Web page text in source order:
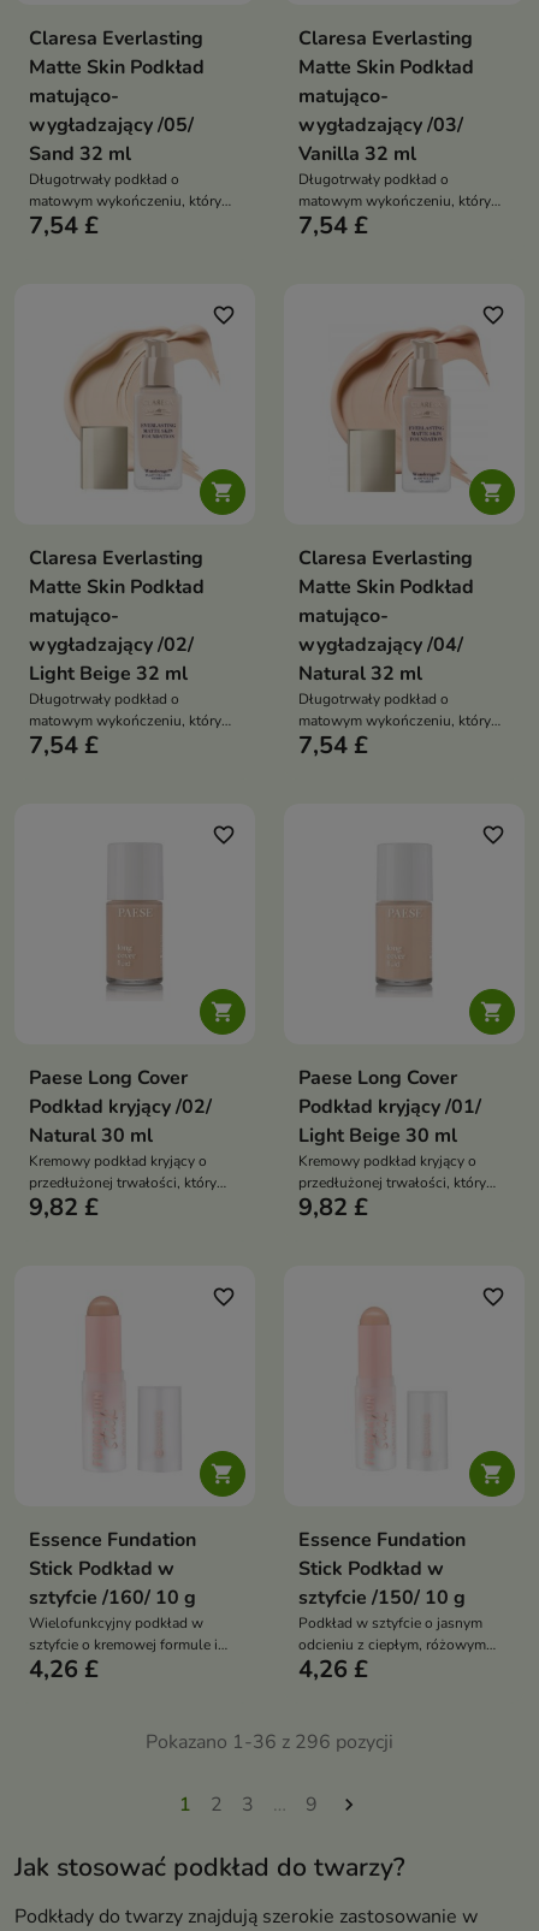
Claresa Everlasting
Matte Skin Podkład
matująco-
wygładzający /05/
Sand 32 ml
Długotrwały podkład o
matowym wykończeniu, który
wygładza skórę, wyrównuje
7,54 £
Claresa Everlasting
Matte Skin Podkład
matująco-
wygładzający /03/
Vanilla 32 ml
Długotrwały podkład o
matowym wykończeniu, który
wygładza skórę, wyrównuje
7,54 £

favorite_border
Claresa Everlasting
Matte Skin Podkład
matująco-
wygładzający /02/
Light Beige 32 ml
Długotrwały podkład o
matowym wykończeniu, który
wygładza skórę, wyrównuje
7,54 £

favorite_border
Claresa Everlasting
Matte Skin Podkład
matująco-
wygładzający /04/
Natural 32 ml
Długotrwały podkład o
matowym wykończeniu, który
wygładza skórę, wyrównuje
7,54 £

favorite_border
Paese Long Cover
Podkład kryjący /02/
Natural 30 ml
Kremowy podkład kryjący o
przedłużonej trwałości, który
skutecznie wyrównuje koloryt i
wsparcie dzięki bogatej formule
z witaminami i składnikami
9,82 £

favorite_border
Paese Long Cover
Podkład kryjący /01/
Light Beige 30 ml
Kremowy podkład kryjący o
przedłużonej trwałości, który
skutecznie wyrównuje koloryt i
wsparcie dzięki bogatej formule
z witaminami i składnikami
9,82 £

favorite_border
Essence Fundation
Stick Podkład w
sztyfcie /160/ 10 g
Wielofunkcyjny podkład w
sztyfcie o kremowej formule i
naturalnym, matowym
brzoskwiniowym podtonem
zapewnia lekki, niewymuszony
poprawek w każdej sytuacji
4,26 £

favorite_border
Essence Fundation
Stick Podkład w
sztyfcie /150/ 10 g
Podkład w sztyfcie o jasnym
odcieniu z ciepłym, różowym
podtonem, który zapewnia
Kremowa formuła pozwala
szybko wyrównać koloryt skóry i
4,26 £
Pokazano 1-36 z 296 pozycji
1 2 3 … 9 
Jak stosować podkład do twarzy?
Podkłady do twarzy znajdują szerokie zastosowanie w